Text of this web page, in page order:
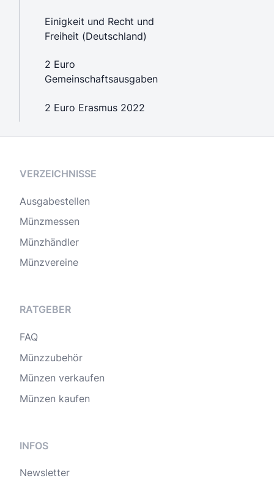
Einigkeit und Recht und
Freiheit (Deutschland)
2 Euro
Gemeinschaftsausgaben
2 Euro Erasmus 2022
VERZEICHNISSE
Ausgabestellen
Münzmessen
Münzhändler
Münzvereine
RATGEBER
FAQ
Münzzubehör
Münzen verkaufen
Münzen kaufen
INFOS
Newsletter